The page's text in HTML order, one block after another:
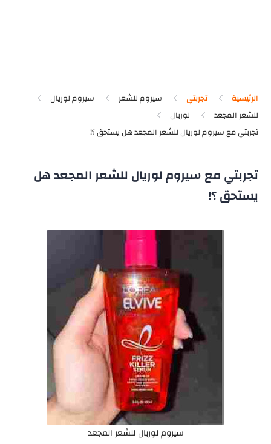
الرئيسية تجربتي سيروم للشعر
سيروم لوريال
للشعر المجعد
لوريال
تجربتي مع سيروم لوريال للشعر المجعد هل
يستحق ؟!
سيروم لوريال للشعر المجعد